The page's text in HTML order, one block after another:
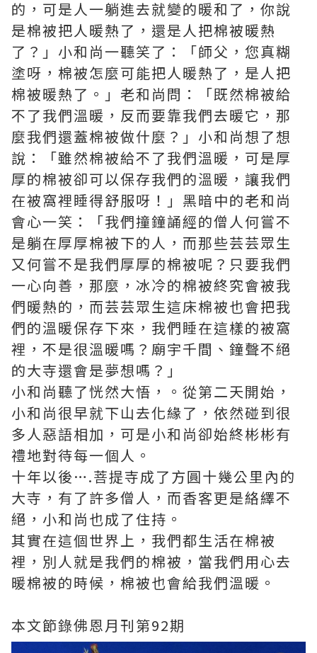
的，可是人一躺進去就變的暖和了，你說
是棉被把人暖熱了，還是人把棉被暖熱
了？」小和尚一聽笑了：「師父，您真糊
塗呀，棉被怎麼可能把人暖熱了，是人把
棉被暖熱了。」老和尚問：「既然棉被給
不了我們溫暖，反而要靠我們去暖它，那
麼我們還蓋棉被做什麼？」小和尚想了想
說：「雖然棉被給不了我們溫暖，可是厚
厚的棉被卻可以保存我們的溫暖，讓我們
在被窩裡睡得舒服呀！」黑暗中的老和尚
會心一笑：「我們撞鐘誦經的僧人何嘗不
是躺在厚厚棉被下的人，而那些芸芸眾生
又何嘗不是我們厚厚的棉被呢？只要我們
一心向善，那麼，冰冷的棉被終究會被我
們暖熱的，而芸芸眾生這床棉被也會把我
們的溫暖保存下來，我們睡在這樣的被窩
裡，不是很溫暖嗎？廟宇千間、鐘聲不絕
的大寺還會是夢想嗎？」
小和尚聽了恍然大悟，。從第二天開始，
小和尚很早就下山去化緣了，依然碰到很
多人惡語相加，可是小和尚卻始終彬彬有
禮地對待每一個人。
十年以後….菩提寺成了方圓十幾公里內的
大寺，有了許多僧人，而香客更是絡繹不
絕，小和尚也成了住持。
其實在這個世界上，我們都生活在棉被
裡，別人就是我們的棉被，當我們用心去
暖棉被的時候，棉被也會給我們溫暖。
本文節錄佛恩月刊第92期